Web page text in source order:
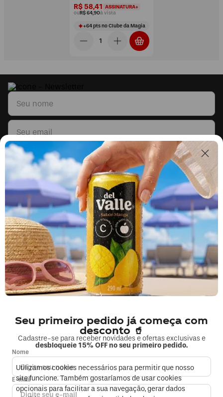
Utilizamos cookies necessários para permitir que nosso
site funcione. Também gostaríamos de usar cookies
opcionais para facilitar a sua navegação, gerar dados
Seu primeiro pedido já começa com
desconto 🥤
Cadastre-se para receber novidades e ofertas exclusivas e
desbloqueie 15% OFF no seu primeiro pedido.
Nome
E-mail
R$ 58,41 ASSINATURA+
ouR$ 64,90à vista
+64ptsno Clube da Magia
Li e concordo com os Termos & CondiçõesePolíticas de Privacidade
Segunda a sexta, das 9h às 17h.
Exceto feriados.
0800 023 5338
Fale sobre seu pedido
COMPRAS
MINHA CONTA
EMPRESA
FORMAS DE PAGAMENTO E SEGURANÇA